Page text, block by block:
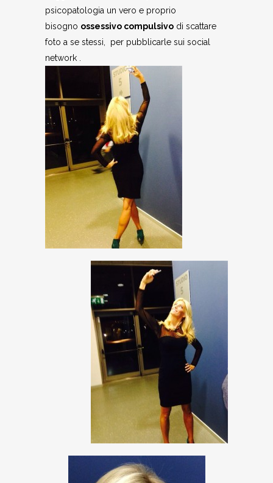
psicopatologia un vero e proprio
bisogno ossessivo compulsivo di scattare
foto a se stessi, per pubblicarle sui social
network .